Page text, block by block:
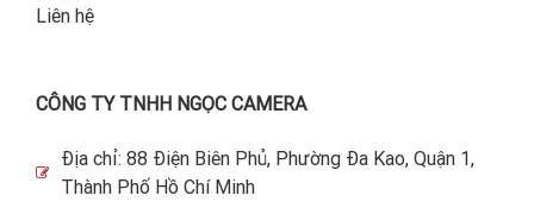
Liên hệ
CÔNG TY TNHH NGỌC CAMERA
Địa chỉ: 88 Điện Biên Phủ, Phường Đa Kao, Quận 1,
Thành Phố Hồ Chí Minh